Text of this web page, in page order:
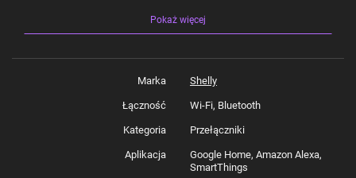
Precyzyjne sterowanie jasnością
przytrzymaniu przycisku (button fade rate). Dzięki trybowi nocnemu
możesz też ustawić stały poziom jasności w określonych godzinach.
Urządzenie wspiera również timery, harmonogramy tygodniowe oraz
reakcję na awarię magistrali DALI (włączenie światła na 100%).
Elastyczne sterowanie lokalne
Pokaż więcej
Marka Shelly
Łączność Wi-Fi, Bluetooth
Kategoria Przełączniki
Aplikacja
Google Home, Amazon Alexa,
SmartThings